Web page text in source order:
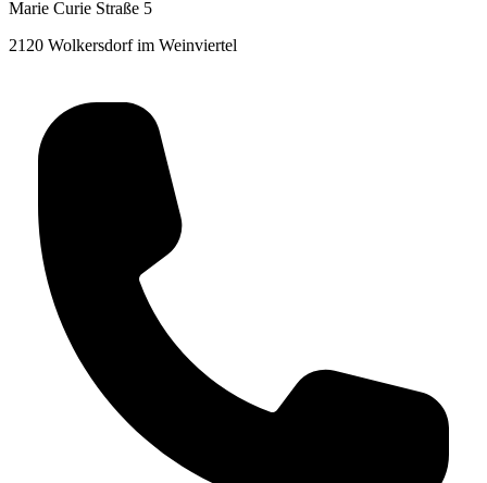
Marie Curie Straße 5
2120 Wolkersdorf im Weinviertel